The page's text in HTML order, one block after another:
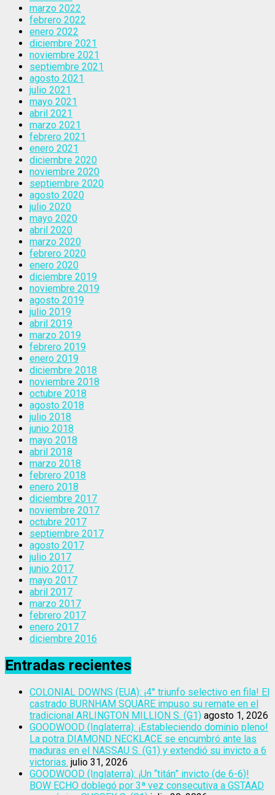
marzo 2022
febrero 2022
enero 2022
diciembre 2021
noviembre 2021
septiembre 2021
agosto 2021
julio 2021
mayo 2021
abril 2021
marzo 2021
febrero 2021
enero 2021
diciembre 2020
noviembre 2020
septiembre 2020
agosto 2020
julio 2020
mayo 2020
abril 2020
marzo 2020
febrero 2020
enero 2020
diciembre 2019
noviembre 2019
agosto 2019
julio 2019
abril 2019
marzo 2019
febrero 2019
enero 2019
diciembre 2018
noviembre 2018
octubre 2018
agosto 2018
julio 2018
junio 2018
mayo 2018
abril 2018
marzo 2018
febrero 2018
enero 2018
diciembre 2017
noviembre 2017
octubre 2017
septiembre 2017
agosto 2017
julio 2017
junio 2017
mayo 2017
abril 2017
marzo 2017
febrero 2017
enero 2017
diciembre 2016
Entradas recientes
COLONIAL DOWNS (EUA): ¡4° triunfo selectivo en fila! El
castrado BURNHAM SQUARE impuso su remate en el
tradicional ARLINGTON MILLION S. (G1) agosto 1, 2026
GOODWOOD (Inglaterra): ¡Estableciendo dominio pleno!
La potra DIAMOND NECKLACE se encumbró ante las
maduras en el NASSAU S. (G1) y extendió su invicto a 6
victorias. julio 31, 2026
GOODWOOD (Inglaterra): ¡Un “titán” invicto (de 6-6)!
BOW ECHO doblegó por 3ª vez consecutiva a GSTAAD